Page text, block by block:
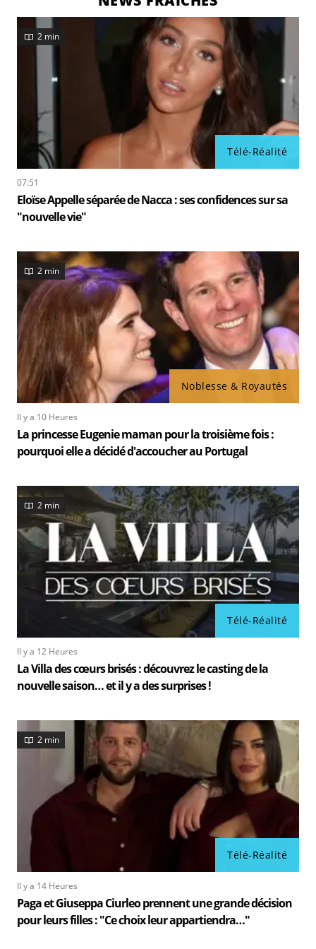
Télé-Réalité
2 min
07:51
Eloïse Appelle séparée de Nacca : ses confidences sur sa
"nouvelle vie"
Noblesse & Royautés
2 min
Il y a 10 Heures
La princesse Eugenie maman pour la troisième fois :
pourquoi elle a décidé d'accoucher au Portugal
Télé-Réalité
2 min
Il y a 12 Heures
La Villa des cœurs brisés : découvrez le casting de la
nouvelle saison… et il y a des surprises !
Télé-Réalité
2 min
Il y a 14 Heures
Paga et Giuseppa Ciurleo prennent une grande décision
pour leurs filles : "Ce choix leur appartiendra…"